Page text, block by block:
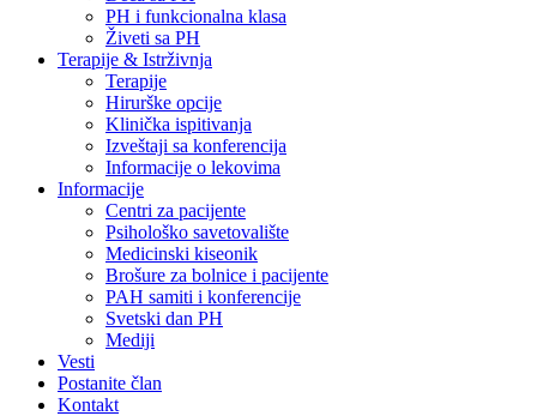
PH i funkcionalna klasa
Živeti sa PH
Terapije & Istrživnja
Terapije
Hirurške opcije
Klinička ispitivanja
Izveštaji sa konferencija
Informacije o lekovima
Informacije
Centri za pacijente
Psihološko savetovalište
Medicinski kiseonik
Brošure za bolnice i pacijente
PAH samiti i konferencije
Svetski dan PH
Mediji
Vesti
Postanite član
Kontakt